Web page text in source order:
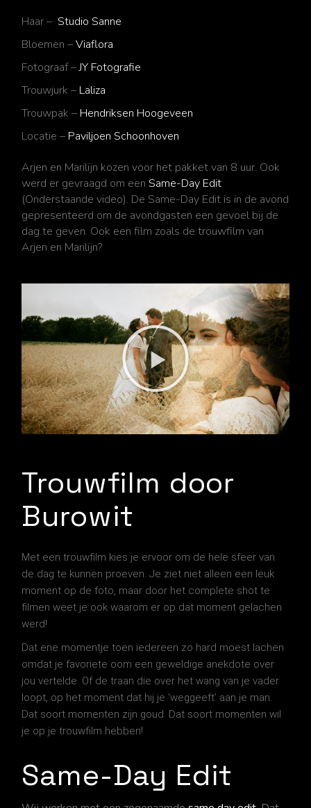
Haar – Studio Sanne
Bloemen –Viaflora
Fotograaf –JY Fotografie
Trouwjurk – Laliza
Trouwpak – Hendriksen Hoogeveen
Locatie – Paviljoen Schoonhoven
Arjen en Marilijn kozen voor het pakket van 8 uur. Ook
werd er gevraagd om eenSame-Day Edit
(Onderstaande video). De Same-Day Edit is in de avond
gepresenteerd om de avondgasten een gevoel bij de
dag te geven. Ook een film zoals de trouwfilm van
Arjen en Marilijn?
Trouwfilm door
Burowit
Met een trouwfilm kies je ervoor om de hele sfeer van
de dag te kunnen proeven. Je ziet niet alleen een leuk
moment op de foto, maar door het complete shot te
filmen weet je ook waarom er op dat moment gelachen
werd!
Dat ene momentje toen iedereen zo hard moest lachen
omdat je favoriete oom een geweldige anekdote over
jou vertelde. Of de traan die over het wang van je vader
loopt, op het moment dat hij je ‘weggeeft’ aan je man.
Dat soort momenten zijn goud. Dat soort momenten wil
je op je trouwfilm hebben!
Same-Day Edit